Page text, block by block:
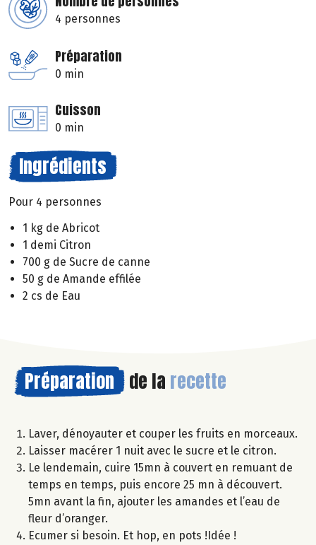
4 personnes
Préparation
0 min
Cuisson
0 min
Ingrédients
Pour 4 personnes
1 kg de Abricot
1 demi Citron
700 g de Sucre de canne
50 g de Amande effilée
2 cs de Eau
Préparation de la recette
Laver, dénoyauter et couper les fruits en morceaux.
Laisser macérer 1 nuit avec le sucre et le citron.
Le lendemain, cuire 15mn à couvert en remuant de
temps en temps, puis encore 25 mn à découvert.
5mn avant la fin, ajouter les amandes et l’eau de
fleur d’oranger.
Ecumer si besoin. Et hop, en pots !Idée !